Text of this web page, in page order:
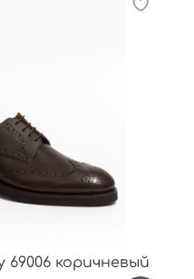
69006 коричневый